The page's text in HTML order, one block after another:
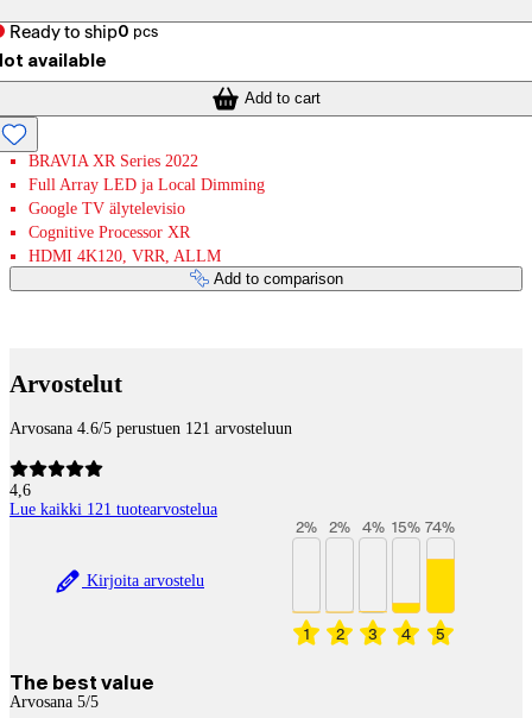
Ready to ship0 pcs
available
Add to cart
BRAVIA XR Series 2022
Full Array LED ja Local Dimming
Google TV älytelevisio
Cognitive Processor XR
HDMI 4K120, VRR, ALLM
Add to comparison
Arvostelut
Arvosana 4.6/5 perustuen 121 arvosteluun
4,6
Lue kaikki 121 tuotearvostelua
Kirjoita arvostelu
1
2%
2
2%
3
4%
4
15%
5
74%
The best value
Arvosana 5/5